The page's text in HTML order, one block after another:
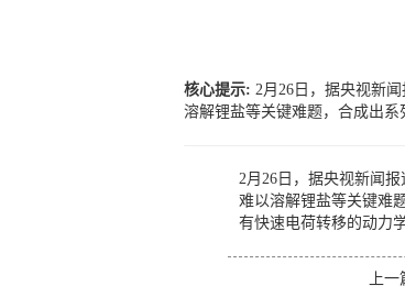
核心提示: 2月26日，据央视新
溶解锂盐等关键难题，合成出
2月26日，据央视新闻
难以溶解锂盐等关键难
有快速电荷转移的动力
上一